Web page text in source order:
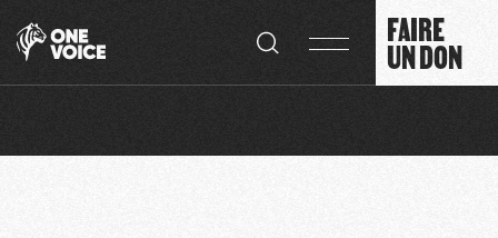
FAIRE
UN DON